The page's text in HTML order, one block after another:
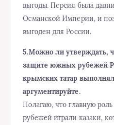
выгоды. Персия была
Османской Империи, и
выгоден для России.
5.Можно ли утверждать,
защите южных рубежей
крымских татар
аргументируйте.
Полагаю, что главную
рубежей играли казаки,